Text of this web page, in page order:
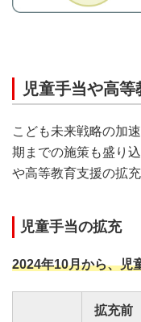
児童手当や高
こども未来戦略の加
期までの施策も盛り
や高等教育支援の拡
児童手当の拡充
2024年10月から、児
拡充前